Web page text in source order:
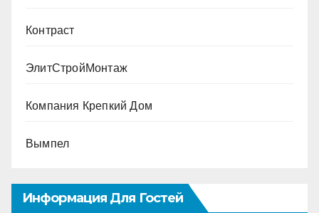
Контраст
ЭлитСтройМонтаж
Компания Крепкий Дом
Вымпел
Информация Для Гостей